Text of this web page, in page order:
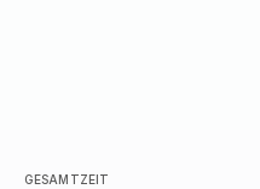
GESAMTZEIT